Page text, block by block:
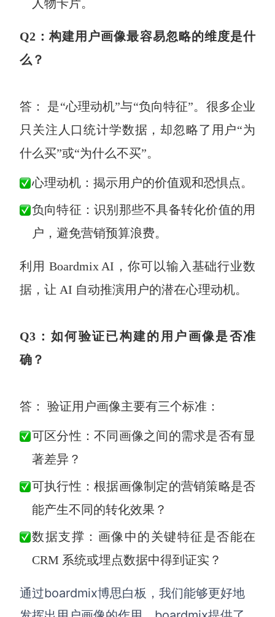
人物卡片。
Q2：构建用户画像最容易忽略的维度是什
么？
答： 是“心理动机”与“负向特征”。很多企业
只关注人口统计学数据，却忽略了用户“为
什么买”或“为什么不买”。
心理动机：揭示用户的价值观和恐惧点。
负向特征：识别那些不具备转化价值的用
户，避免营销预算浪费。
利用 Boardmix AI，你可以输入基础行业数
据，让 AI 自动推演用户的潜在心理动机。
Q3：如何验证已构建的用户画像是否准
确？
答： 验证用户画像主要有三个标准：
可区分性：不同画像之间的需求是否有显
著差异？
可执行性：根据画像制定的营销策略是否
能产生不同的转化效果？
数据支撑：画像中的关键特征是否能在
CRM 系统或埋点数据中得到证实？
通过boardmix博思白板，我们能够更好地